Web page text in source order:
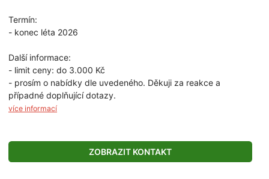
Termín:
- konec léta 2026
Další informace:
- limit ceny: do 3.000 Kč
- prosím o nabídky dle uvedeného. Děkuji za reakce a
případné doplňující dotazy.
více informací
ZOBRAZIT KONTAKT